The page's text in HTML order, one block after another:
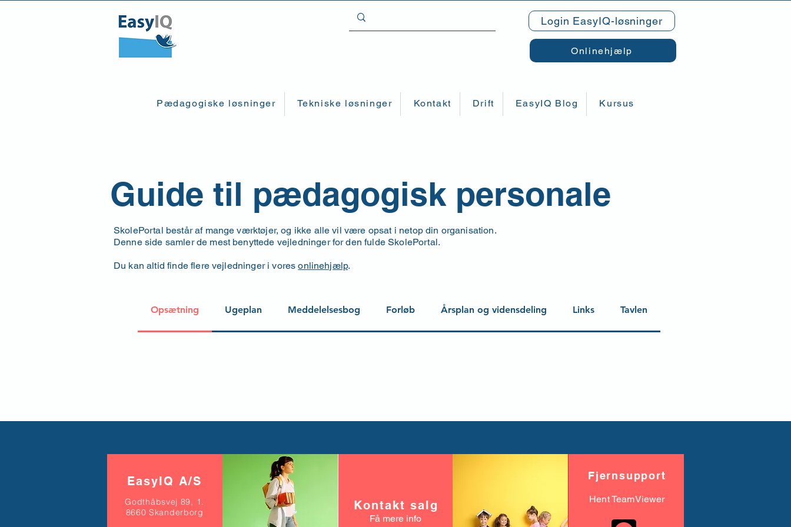
Login EasyIQ-løsninger
Onlinehjælp
Pædagogiske løsninger Tekniske løsninger Kontakt Drift EasyIQ Blog Kursus
Guide til pædagogisk personale
SkolePortal består af mange værktøjer, og ikke alle vil være opsat i netop din organisation.
Denne side samler de mest benyttede vejledninger for den fulde SkolePortal.
Du kan altid finde flere vejledninger i voresonlinehjælp.
Opsætning Ugeplan Meddelelsesbog Forløb Årsplan og vidensdeling Links Tavlen
EasyIQ A/S
Godthåbsvej 89, 1.
8660 Skanderborg
Kontakt salg
Få mere info
Fjernsupport
Hent TeamViewer